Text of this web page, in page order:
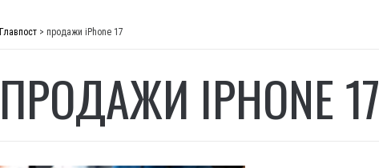
Главпост > продажи iPhone 17
ПРОДАЖИ IPHONE 17